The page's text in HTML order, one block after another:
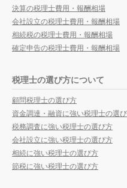
決算の税理士費用・報酬相場
会社設立の税理士費用・報酬相場
相続税の税理士費用・報酬相場
確定申告の税理士費用・報酬相場
税理士の選び方について
顧問税理士の選び方
資金調達・融資に強い税理士の選
税務調査に強い税理士の選び方
会社設立に強い税理士の選び方
相続に強い税理士の選び方
節税に強い税理士の選び方